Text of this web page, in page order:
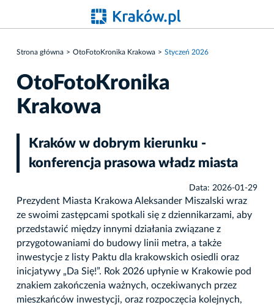
Strona główna OtoFotoKronika Krakowa Styczeń 2026
OtoFotoKronika
Krakowa
Kraków w dobrym kierunku -
konferencja prasowa władz miasta
Data: 2026-01-29
Prezydent Miasta Krakowa Aleksander Miszalski wraz
ze swoimi zastępcami spotkali się z dziennikarzami, aby
przedstawić między innymi działania związane z
przygotowaniami do budowy linii metra, a także
inwestycje z listy Paktu dla krakowskich osiedli oraz
inicjatywy „Da Się!”. Rok 2026 upłynie w Krakowie pod
znakiem zakończenia ważnych, oczekiwanych przez
mieszkańców inwestycji, oraz rozpoczęcia kolejnych,